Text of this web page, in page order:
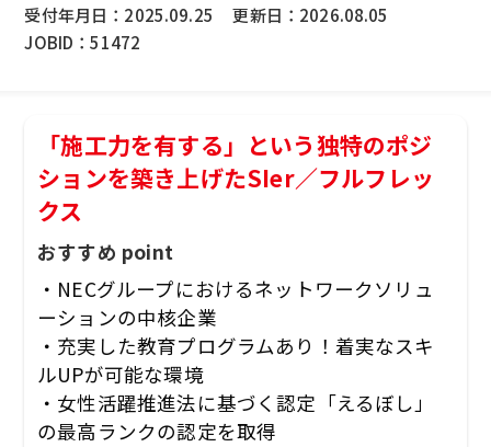
受付年月日： 2025.09.25 更新日： 2026.08.05
JOBID：51472
「施工力を有する」という独特のポジ
ションを築き上げたSIer／フルフレッ
クス
おすすめ point
・NECグループにおけるネットワークソリュ
ーションの中核企業
・充実した教育プログラムあり！着実なスキ
ルUPが可能な環境
・女性活躍推進法に基づく認定「えるぼし」
の最高ランクの認定を取得